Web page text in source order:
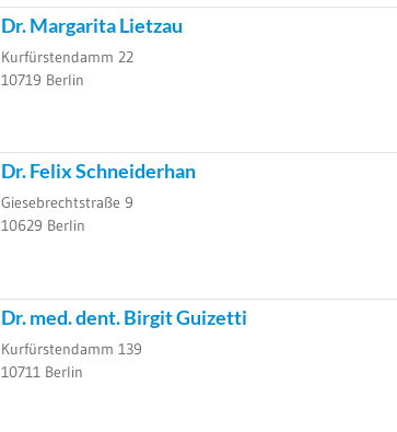
Dr. Margarita Lietzau
Kurfürstendamm 22
10719 Berlin
Dr. Felix Schneiderhan
Giesebrechtstraße 9
10629 Berlin
Dr. med. dent. Birgit Guizetti
Kurfürstendamm 139
10711 Berlin